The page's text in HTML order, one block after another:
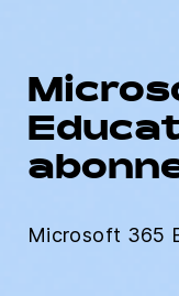
Microsoft 365